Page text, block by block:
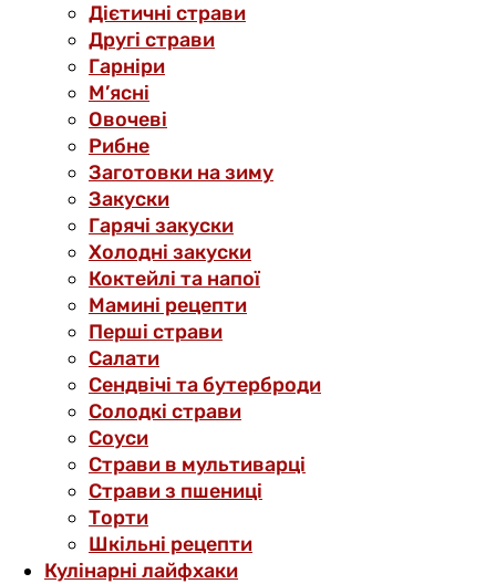
Дієтичні страви
Другі страви
Гарніри
М’ясні
Овочеві
Рибне
Заготовки на зиму
Закуски
Гарячі закуски
Холодні закуски
Коктейлі та напої
Мамині рецепти
Перші страви
Салати
Сендвічі та бутерброди
Солодкі страви
Соуси
Страви в мультиварці
Страви з пшениці
Торти
Шкільні рецепти
Кулінарні лайфхаки